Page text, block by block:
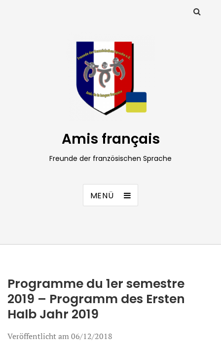
Amis français
Freunde der französischen Sprache
MENÜ
Programme du 1er semestre
2019 – Programm des Ersten
Halb Jahr 2019
Veröffentlicht am06/12/2018